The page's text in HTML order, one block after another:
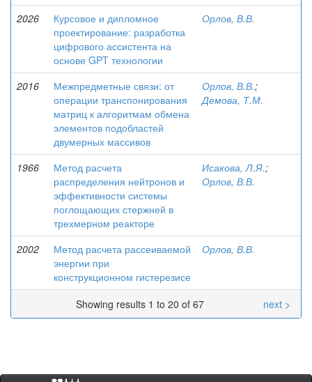
2026
Курсовое и дипломное
проектирование: разработка
цифрового ассистента на
основе GPT технологии
Орлов, В.В.
2016
Межпредметные связи: от
операции транспонирования
матриц к алгоритмам обмена
элементов подобластей
двумерных массивов
Орлов, В.В.;
Демова, Т.М.
1966
Метод расчета
распределения нейтронов и
эффективности системы
поглощающих стержней в
трехмерном реакторе
Исакова, Л.Я.;
Орлов, В.В.
2002
Метод расчета рассеиваемой
энергии при
конструкционном гистерезисе
Орлов, В.В.
Showing results 1 to 20 of 67 next >